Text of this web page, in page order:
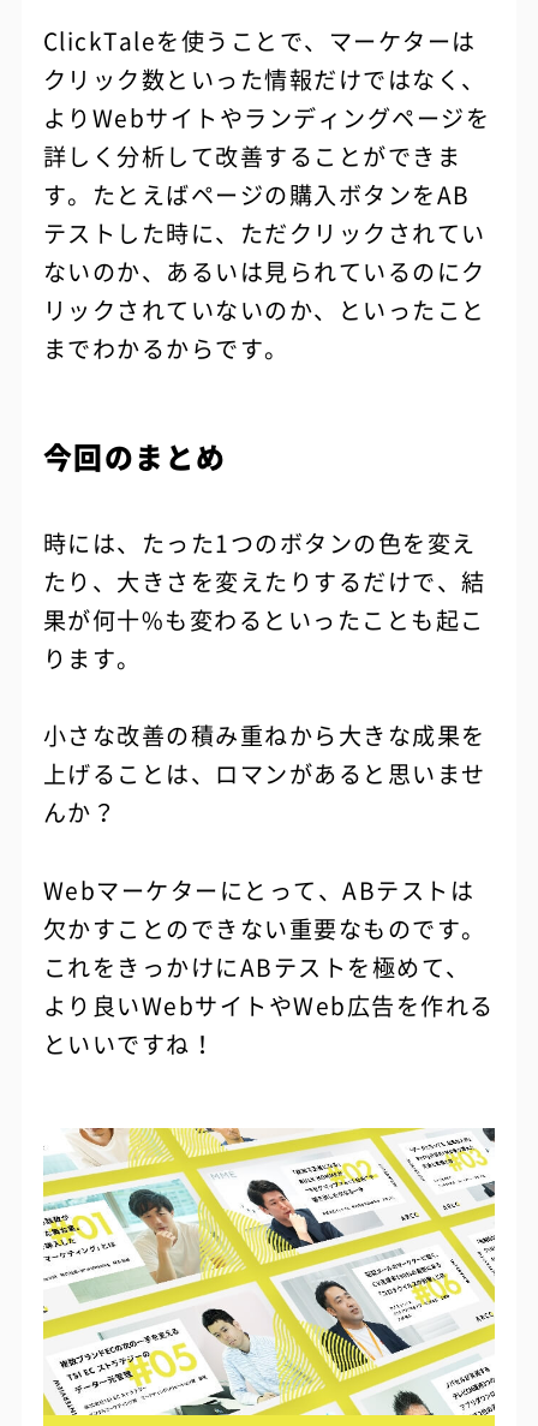
ClickTaleを使うことで、マーケターは
クリック数といった情報だけではなく、
よりWebサイトやランディングページを
詳しく分析して改善することができま
す。たとえばページの購入ボタンをAB
テストした時に、ただクリックされてい
ないのか、あるいは見られているのにク
リックされていないのか、といったこと
までわかるからです。
今回のまとめ
時には、たった1つのボタンの色を変え
たり、大きさを変えたりするだけで、結
果が何十%も変わるといったことも起こ
ります。
小さな改善の積み重ねから大きな成果を
上げることは、ロマンがあると思いませ
んか？
Webマーケターにとって、ABテストは
欠かすことのできない重要なものです。
これをきっかけにABテストを極めて、
より良いWebサイトやWeb広告を作れる
といいですね！